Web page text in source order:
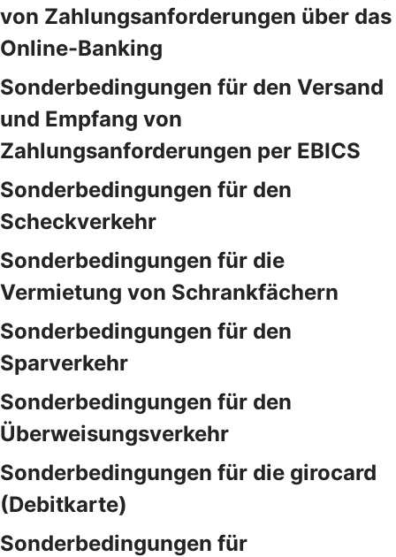
von Zahlungsanforderungen über das
Online-Banking
Sonderbedingungen für den Versand
und Empfang von
Zahlungsanforderungen per EBICS
Sonderbedingungen für den
Scheckverkehr
Sonderbedingungen für die
Vermietung von Schrankfächern
Sonderbedingungen für den
Sparverkehr
Sonderbedingungen für den
Überweisungsverkehr
Sonderbedingungen für die girocard
(Debitkarte)
Sonderbedingungen für